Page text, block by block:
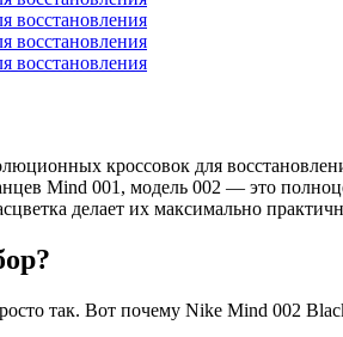
кроссовок для
Mind 001, модель 002 — это
делает их максимально
так. Вот почему Nike Mind 002